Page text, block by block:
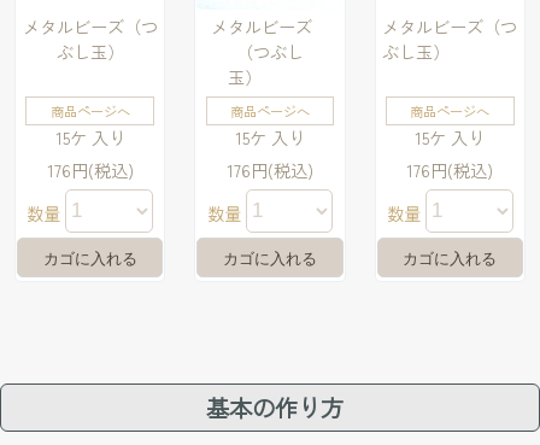
メタルビーズ（つ
ぶし玉）
商品ページへ
15ケ 入り
176円(税込)
数量
メタルビーズ
（つぶし
玉）
商品ページへ
15ケ 入り
176円(税込)
数量
メタルビーズ（つ
ぶし玉）
商品ページへ
15ケ 入り
176円(税込)
数量
基本の作り方